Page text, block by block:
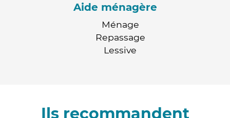
Aide ménagère
Ménage
Repassage
Lessive
Ils recommandent